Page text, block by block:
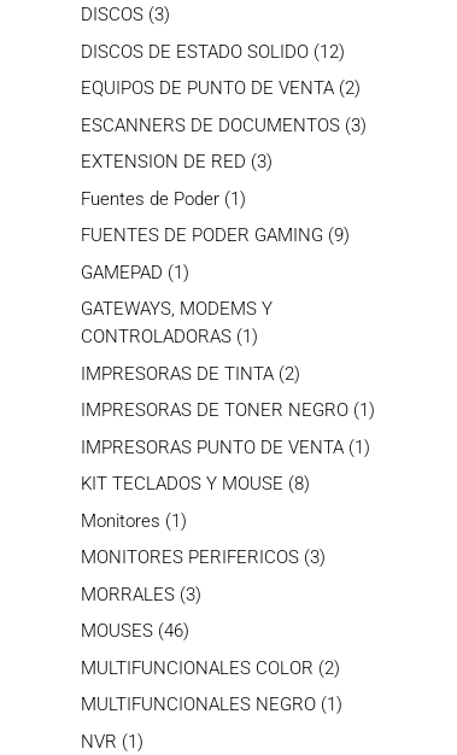
DISCOS 33
productos
DISCOS DE ESTADO SOLIDO 1212
productos
EQUIPOS DE PUNTO DE VENTA 22
productos
ESCANNERS DE DOCUMENTOS 33
EXTENSION DE RED 33
Fuentes de Poder 11
producto
FUENTES DE PODER GAMING 99
GAMEPAD 11
producto
GATEWAYS, MODEMS Y
CONTROLADORAS 11
producto
IMPRESORAS DE TINTA 22
productos
IMPRESORAS DE TONER NEGRO 11
IMPRESORAS PUNTO DE VENTA 11
KIT TECLADOS Y MOUSE 88
Monitores 11
producto
MONITORES PERIFERICOS 33
MORRALES 33
MOUSES 4646
productos
MULTIFUNCIONALES COLOR 22
productos
MULTIFUNCIONALES NEGRO 11
NVR 11